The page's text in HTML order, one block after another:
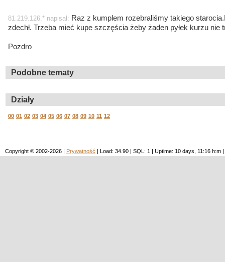
81.219.126.* napisał: Raz z kumplem rozebraliśmy takiego
zdechł. Trzeba mieć kupe szczęścia żeby żaden pyłek kurzu nie
Pozdro
Podobne tematy
Działy
00 01 02 03 04 05 06 07 08 09 10 11 12
Copyright © 2002-2026 | Prywatność | Load: 34.90 | SQL: 1 | Uptime: 10 days, 11:16